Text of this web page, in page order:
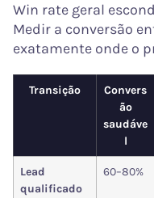
Win rate geral
Medir a conversão
exatamente onde o
Transição
Convers
ão
saudáve
l
Lead
qualificado
60–80%